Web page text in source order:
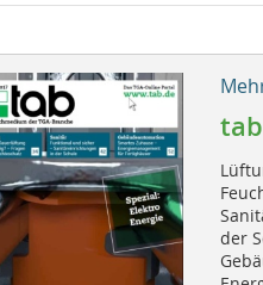
der